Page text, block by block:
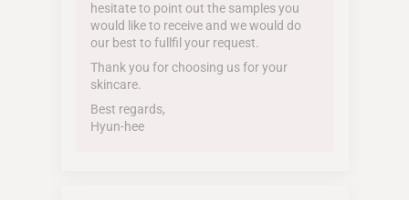
hesitate to point out the samples you
would like to receive and we would do
our best to fullfil your request.
Thank you for choosing us for your
skincare.
Best regards,
Hyun-hee